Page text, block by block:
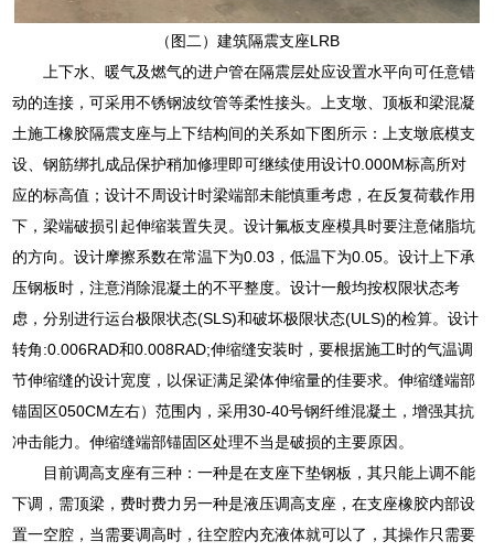
（图二）建筑隔震支座LRB
上下水、暖气及燃气的进户管在隔震层处应设置水平向可任意错
动的连接，可采用不锈钢波纹管等柔性接头。上支墩、顶板和梁混凝
土施工橡胶隔震支座与上下结构间的关系如下图所示：上支墩底模支
设、钢筋绑扎成品保护稍加修理即可继续使用设计0.000M标高所对
应的标高值；设计不周设计时梁端部未能慎重考虑，在反复荷载作用
下，梁端破损引起伸缩装置失灵。设计氟板支座模具时要注意储脂坑
的方向。设计摩擦系数在常温下为0.03，低温下为0.05。设计上下承
压钢板时，注意消除混凝土的不平整度。设计一般均按权限状态考
虑，分别进行运台极限状态(SLS)和破坏极限状态(ULS)的检算。设计
转角:0.006RAD和0.008RAD;伸缩缝安装时，要根据施工时的气温调
节伸缩缝的设计宽度，以保证满足梁体伸缩量的佳要求。伸缩缝端部
锚固区050CM左右）范围内，采用30-40号钢纤维混凝土，增强其抗
冲击能力。伸缩缝端部锚固区处理不当是破损的主要原因。
目前调高支座有三种：一种是在支座下垫钢板，其只能上调不能
下调，需顶梁，费时费力另一种是液压调高支座，在支座橡胶内部设
置一空腔，当需要调高时，往空腔内充液体就可以了，其操作只需要